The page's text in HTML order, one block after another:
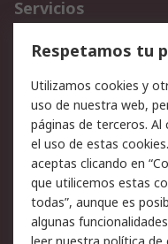
Servicios
Cómo realizar
Facturación y pago
Ofertas
Legal
Aviso legal
Política sobre
Certificaciones de
Respetamos tu
Utilizamos cookies y
uso de nuestra web,
páginas de terceros. Al
el uso de estas
aceptas clicando en
que utilicemos estas
todas”, aunque es
algunas